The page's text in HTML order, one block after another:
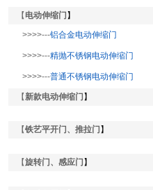
【 电动伸缩门 】
>>>>---铝合金电动伸缩门
>>>>---精抛不锈钢电动伸缩门
>>>>---普通不锈钢电动伸缩门
【新款电动伸缩门 】
【铁艺平开门、推拉门 】
【旋转门、感应门 】